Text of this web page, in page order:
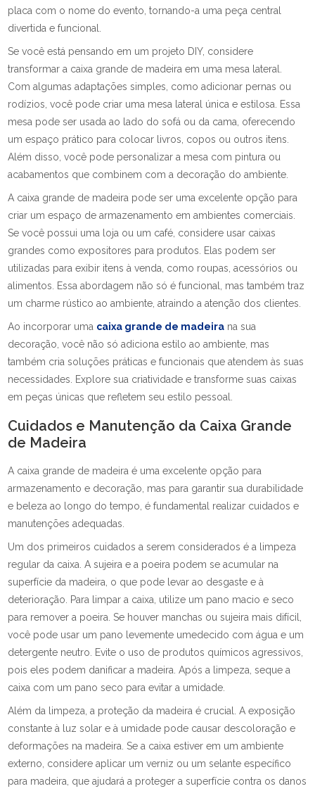
placa com o nome do evento, tornando-a uma peça central
divertida e funcional.
Se você está pensando em um projeto DIY, considere
transformar a caixa grande de madeira em uma mesa lateral.
Com algumas adaptações simples, como adicionar pernas ou
rodízios, você pode criar uma mesa lateral única e estilosa. Essa
mesa pode ser usada ao lado do sofá ou da cama, oferecendo
um espaço prático para colocar livros, copos ou outros itens.
Além disso, você pode personalizar a mesa com pintura ou
acabamentos que combinem com a decoração do ambiente.
A caixa grande de madeira pode ser uma excelente opção para
criar um espaço de armazenamento em ambientes comerciais.
Se você possui uma loja ou um café, considere usar caixas
grandes como expositores para produtos. Elas podem ser
utilizadas para exibir itens à venda, como roupas, acessórios ou
alimentos. Essa abordagem não só é funcional, mas também traz
um charme rústico ao ambiente, atraindo a atenção dos clientes.
Ao incorporar uma caixa grande de madeira na sua
decoração, você não só adiciona estilo ao ambiente, mas
também cria soluções práticas e funcionais que atendem às suas
necessidades. Explore sua criatividade e transforme suas caixas
em peças únicas que refletem seu estilo pessoal.
Cuidados e Manutenção da Caixa Grande
de Madeira
A caixa grande de madeira é uma excelente opção para
armazenamento e decoração, mas para garantir sua durabilidade
e beleza ao longo do tempo, é fundamental realizar cuidados e
manutenções adequadas.
Um dos primeiros cuidados a serem considerados é a limpeza
regular da caixa. A sujeira e a poeira podem se acumular na
superfície da madeira, o que pode levar ao desgaste e à
deterioração. Para limpar a caixa, utilize um pano macio e seco
para remover a poeira. Se houver manchas ou sujeira mais difícil,
você pode usar um pano levemente umedecido com água e um
detergente neutro. Evite o uso de produtos químicos agressivos,
pois eles podem danificar a madeira. Após a limpeza, seque a
caixa com um pano seco para evitar a umidade.
Além da limpeza, a proteção da madeira é crucial. A exposição
constante à luz solar e à umidade pode causar descoloração e
deformações na madeira. Se a caixa estiver em um ambiente
externo, considere aplicar um verniz ou um selante específico
para madeira, que ajudará a proteger a superfície contra os danos